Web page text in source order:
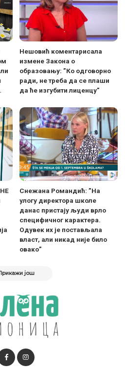
Нешовић коментарисала
измене Закона о
образовању: ”Ко одговорно
ради, не треба да се плаши
да ће изгубити лиценцу”
Снежана Романдић: ”На
улогу директора школе
данас пристају људи врло
специфичног карактера.
Одувек их је постављала
власт, али никад није било
овако”
још